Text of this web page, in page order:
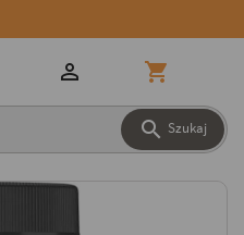
 Szukaj
 